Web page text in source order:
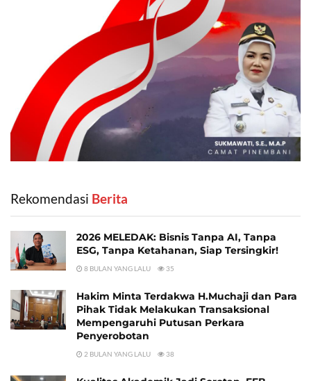
Rekomendasi ‎ Berita
2026 MELEDAK: Bisnis Tanpa AI, Tanpa
ESG, Tanpa Ketahanan, Siap Tersingkir!
8 BULAN YANG LALU 35
Hakim Minta Terdakwa H.Muchaji dan Para
Pihak Tidak Melakukan Transaksional
Mempengaruhi Putusan Perkara
Penyerobotan
2 BULAN YANG LALU 38